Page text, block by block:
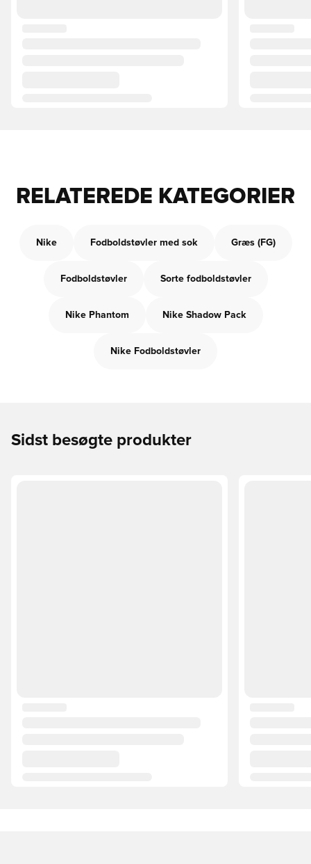
RELATEREDE KATEGORIER
Nike Fodboldstøvler med sok Græs (FG)
Fodboldstøvler Sorte fodboldstøvler
Nike Phantom Nike Shadow Pack
Nike Fodboldstøvler
Sidst besøgte produkter